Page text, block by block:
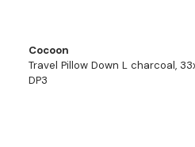
Cocoon
Travel Pillow Down L charcoal,
DP3